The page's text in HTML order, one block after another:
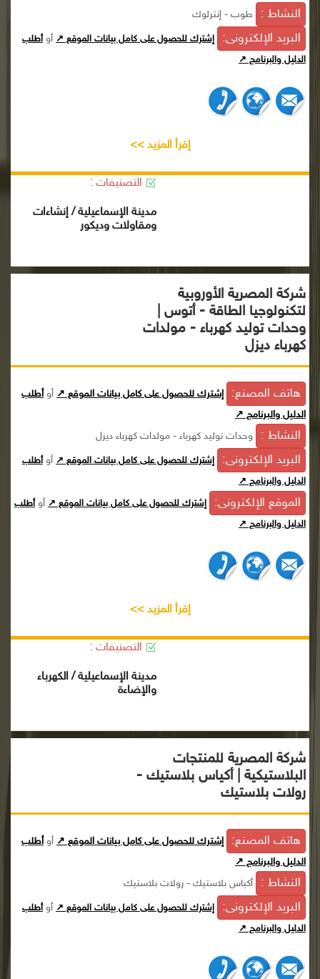
النشاط : طوب - إنترلوك
البريد الإلكترونى: إشترك للحصول على كامل بيانات الموقع ↗ أوأطلب
الدليل والبرنامج ↗
إقرأ المزيد >>
التصنيفات :
مدينة الإسماعيلية / إنشاءات
ومقاولات وديكور
شركة المصرية الأوروبية
لتكنولوجيا الطاقة - أتوس |
وحدات توليد كهرباء - مولدات
كهرباء ديزل
هاتف المصنع: إشترك للحصول على كامل بيانات الموقع ↗ أوأطلب
الدليل والبرنامج ↗
النشاط : وحدات توليد كهرباء - مولدات كهرباء ديزل
البريد الإلكترونى: إشترك للحصول على كامل بيانات الموقع ↗ أوأطلب
الدليل والبرنامج ↗
الموقع الإلكترونى: إشترك للحصول على كامل بيانات الموقع ↗ أوأطلب
الدليل والبرنامج ↗
إقرأ المزيد >>
التصنيفات :
مدينة الإسماعيلية / الكهرباء
والإضاءة
شركة المصرية للمنتجات
البلاستيكية | أكياس بلاستيك -
رولات بلاستيك
هاتف المصنع: إشترك للحصول على كامل بيانات الموقع ↗ أوأطلب
الدليل والبرنامج ↗
النشاط : أكياس بلاستيك - رولات بلاستيك
البريد الإلكترونى: إشترك للحصول على كامل بيانات الموقع ↗ أوأطلب
الدليل والبرنامج ↗